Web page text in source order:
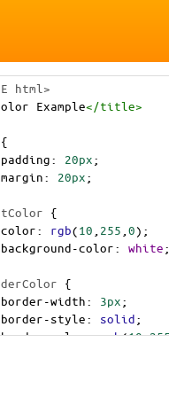
html>
Example</title>
{
padding: 20px;
margin: 20px;
{
color: rgb(10 255 0);
background-color: white;
{
border-width: 3px;
border-style: solid;
border-color: rgb(10,